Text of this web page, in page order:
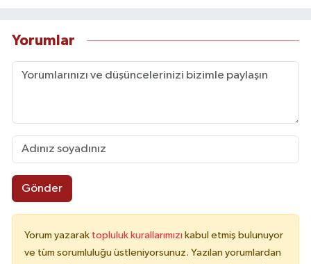
Yorumlar
Gönder
Yorum yazarak topluluk kurallarımızı kabul etmiş bulunuyor
ve tüm sorumluluğu üstleniyorsunuz. Yazılan yorumlardan